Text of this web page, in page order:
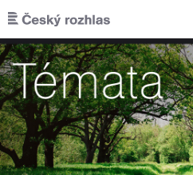
Přejít k hlavnímu obsahu